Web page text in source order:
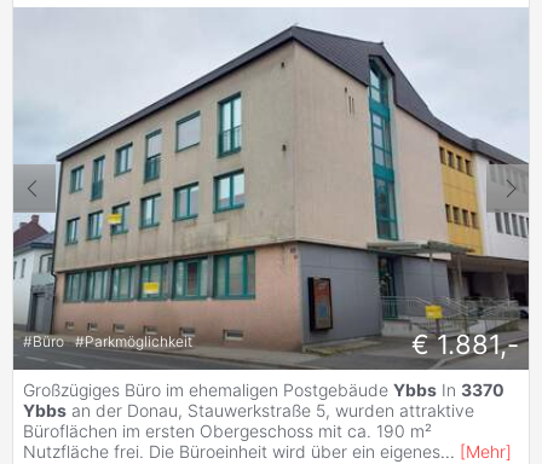
#Büro #Parkmöglichkeit € 1.881,-
Großzügiges Büro im ehemaligen Postgebäude Ybbs In 3370
Ybbs an der Donau, Stauwerkstraße 5, wurden attraktive
Büroflächen im ersten Obergeschoss mit ca. 190 m²
Nutzfläche frei. Die Büroeinheit wird über ein eigenes... [Mehr]